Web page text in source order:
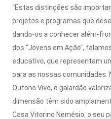
“Estas distinções são
projetos e programas que
dando-os a conhecer além-
dos “Jovens em Ação”,
educativo, que representam
para as nossas comunidades.
Outono Vivo, o galardão
dimensão têm sido
Casa Vitorino Nemésio, o seu